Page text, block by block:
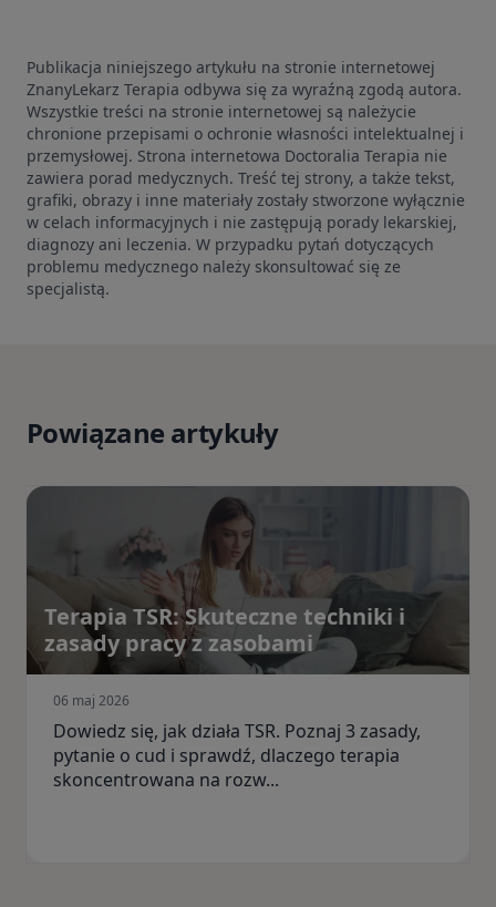
Publikacja niniejszego artykułu na stronie internetowej
ZnanyLekarz Terapia odbywa się za wyraźną zgodą autora.
Wszystkie treści na stronie internetowej są należycie
chronione przepisami o ochronie własności intelektualnej i
przemysłowej. Strona internetowa Doctoralia Terapia nie
zawiera porad medycznych. Treść tej strony, a także tekst,
grafiki, obrazy i inne materiały zostały stworzone wyłącznie
w celach informacyjnych i nie zastępują porady lekarskiej,
diagnozy ani leczenia. W przypadku pytań dotyczących
problemu medycznego należy skonsultować się ze
specjalistą.
Powiązane artykuły
Terapia TSR: Skuteczne techniki i
zasady pracy z zasobami
06 maj 2026
Dowiedz się, jak działa TSR. Poznaj 3 zasady,
pytanie o cud i sprawdź, dlaczego terapia
skoncentrowana na rozw...